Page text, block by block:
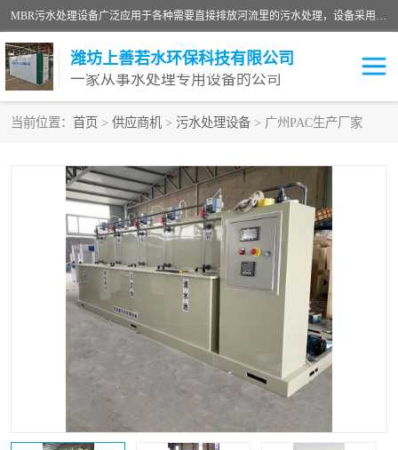
MBR污水处理设备广泛应用于各种需要直接排放河流里的污水处理，设备采用膜生物反应器（Membrane Bioreactor,简称MBR〕技术，取代了传统工艺中的二沉池，它可以*地进行固液分离，得到直接使用的稳定中水，又可在生物池内维持高浓度的微生物量，工艺剩余污泥少，极有效地去除氨氮，出水悬浮物和浊度接近于零，出水中细菌和病毒被大幅度去除，能耗低，占地面积小。
潍坊上善若水环保科技有限公司
一家从事水处理专用设备的公司
当前位置： 首页 > 供应商机 > 污水处理设备 > 广州PAC生产厂家
生活污水处理设备 油墨污水处理设备
洗涤污水处理设备 实验室污水处理设备
诊所门诊污水处理设备 臭氧消毒设备
养殖污水处理设备 屠宰污水处理设备
一体化污水处理设备 食品制造业污水处理设备
医院辐射污水衰变池